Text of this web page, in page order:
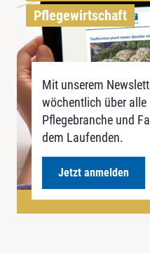
Pflegewirtschaft
Mit unserem
wöchentlich über alle
Pflegebranche und
dem Laufenden.
Jetzt anmelden